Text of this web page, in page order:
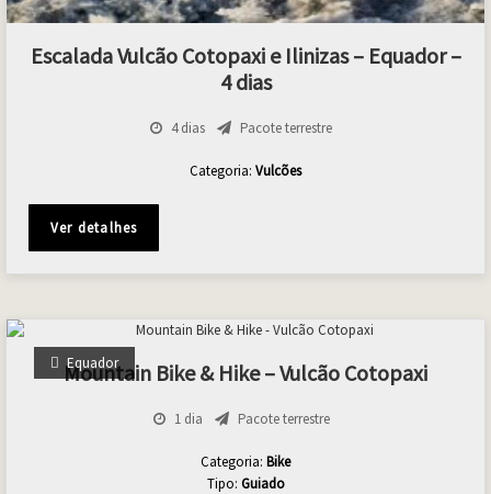
Escalada Vulcão Cotopaxi e Ilinizas – Equador –
4 dias
4 dias Pacote terrestre
Categoria: Vulcões
Ver detalhes
Equador
Mountain Bike & Hike – Vulcão Cotopaxi
1 dia Pacote terrestre
Categoria: Bike
Tipo: Guiado